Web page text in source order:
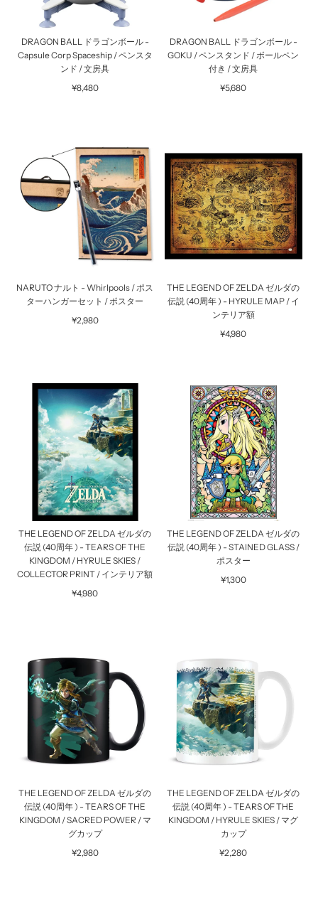
DRAGON BALL ドラゴンボール -
Capsule Corp Spaceship / ペンスタ
ンド / 文房具
¥8,480
DRAGON BALL ドラゴンボール -
GOKU / ペンスタンド / ボールペン
付き / 文房具
¥5,680
NARUTO ナルト - Whirlpools / ポス
ターハンガーセット / ポスター
¥2,980
THE LEGEND OF ZELDA ゼルダの
伝説 (40周年 ) - HYRULE MAP / イ
ンテリア額
¥4,980
THE LEGEND OF ZELDA ゼルダの
伝説 (40周年 ) - TEARS OF THE
KINGDOM / HYRULE SKIES /
COLLECTOR PRINT / インテリア額
¥4,980
THE LEGEND OF ZELDA ゼルダの
伝説 (40周年 ) - STAINED GLASS /
ポスター
¥1,300
THE LEGEND OF ZELDA ゼルダの
伝説 (40周年 ) - TEARS OF THE
KINGDOM / SACRED POWER / マ
グカップ
¥2,980
THE LEGEND OF ZELDA ゼルダの
伝説 (40周年 ) - TEARS OF THE
KINGDOM / HYRULE SKIES / マグ
カップ
¥2,280